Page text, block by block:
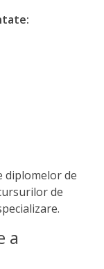
diplomelor de
de
a